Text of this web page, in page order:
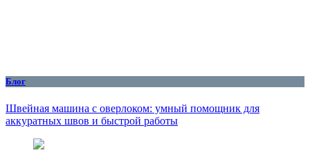
Блог
Швейная машина с оверлоком: умный помощник для
аккуратных швов и быстрой работы